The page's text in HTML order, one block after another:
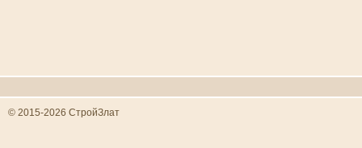
© 2015-2026 СтройЗлат